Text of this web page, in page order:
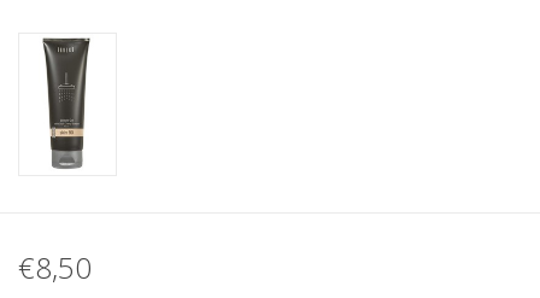
Juf & Meester Cadeaus
Brievenbus Kadootjes
Kadobonnen
€8,50